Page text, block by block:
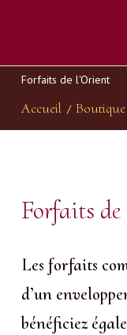
Forfaits de l'Orient
Accueil / Boutique
Forfaits
Les forfaits
d’un
bénéficiez